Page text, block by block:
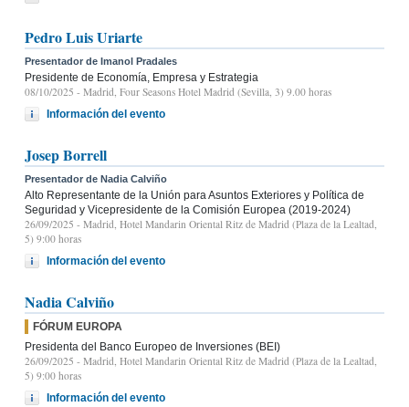
Pedro Luis Uriarte
Presentador de Imanol Pradales
Presidente de Economía, Empresa y Estrategia
08/10/2025 - Madrid, Four Seasons Hotel Madrid (Sevilla, 3) 9.00 horas
Información del evento
Josep Borrell
Presentador de Nadia Calviño
Alto Representante de la Unión para Asuntos Exteriores y Política de
Seguridad y Vicepresidente de la Comisión Europea (2019-2024)
26/09/2025 - Madrid, Hotel Mandarin Oriental Ritz de Madrid (Plaza de la Lealtad,
5) 9:00 horas
Información del evento
Nadia Calviño
FÓRUM EUROPA
Presidenta del Banco Europeo de Inversiones (BEI)
26/09/2025 - Madrid, Hotel Mandarin Oriental Ritz de Madrid (Plaza de la Lealtad,
5) 9:00 horas
Información del evento